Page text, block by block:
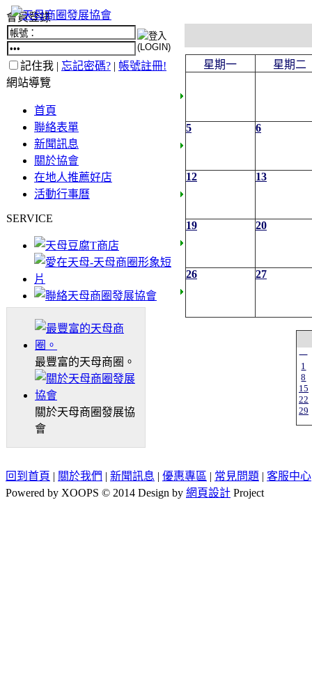
會員登錄
記住我 | 忘記密碼? | 帳號註冊!
網站導覽
首頁
聯絡表單
新聞訊息
關於協會
在地人推薦好店
活動行事曆
SERVICE
最豐富的天母商圈。
關於天母商圈發展協
會
星期一 星期二
5 6
12 13
19 20
26 27
一
1
8
15
22
29
回到首頁 | 關於我們 | 新聞訊息 | 優惠專區 | 常見問題 | 客服中心
Powered by XOOPS © 2014 Design by 網頁設計 Project